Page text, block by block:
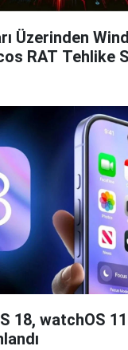
Üzerinden
RAT Tehlike
18, watchOS